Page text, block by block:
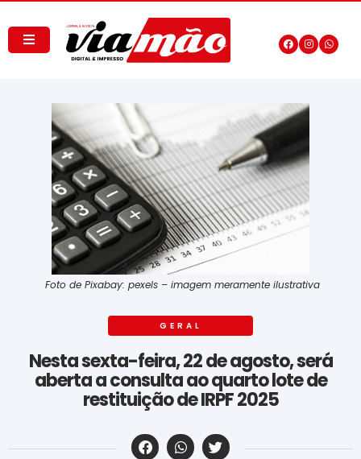
Foto de Pixabay: pexels – imagem meramente ilustrativa
GERAL
Nesta sexta-feira, 22 de agosto, será
aberta a consulta ao quarto lote de
restituição de IRPF 2025
‎ ‎ ‎ ‎ ‎ ‎ ‎ ‎ ‎ ‎ ‎ ‎ ‎ ‎ ‎ ‎ ‎ ‎ ‎ ‎ ‎ ‎ ‎ ‎ ‎ ‎ ‎ ‎ ‎ ‎ ‎